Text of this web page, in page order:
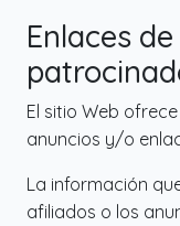
Enlaces
El sitio Web
anuncios y/o
La información
afiliados o los